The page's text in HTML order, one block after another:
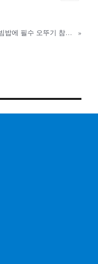
ama.. Ottogi Sesame Oil 2 for$32 비빔밥에 필수 오뚜기 참기름 2개 32불
»